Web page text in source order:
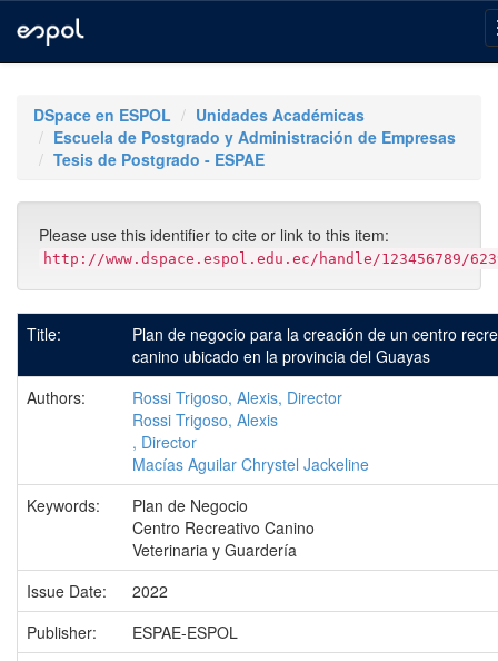
navigationDSpace en ESPOL
Unidades Académicas
Escuela de Postgrado y Administración de Empresas
Tesis de Postgrado - ESPAE
Please use this identifier to cite or link to this item:
http://www.dspace.espol.edu.ec/handle/123456789/
Title:
Plan de negocio para la creación de un centro
canino ubicado en la provincia del Guayas
Authors:
Rossi Trigoso, Alexis, Director
Rossi Trigoso, Alexis
, Director
Macías Aguilar Chrystel Jackeline
Keywords:
Plan de Negocio
Centro Recreativo Canino
Veterinaria y Guardería
Issue Date:
2022
Publisher:
ESPAE-ESPOL